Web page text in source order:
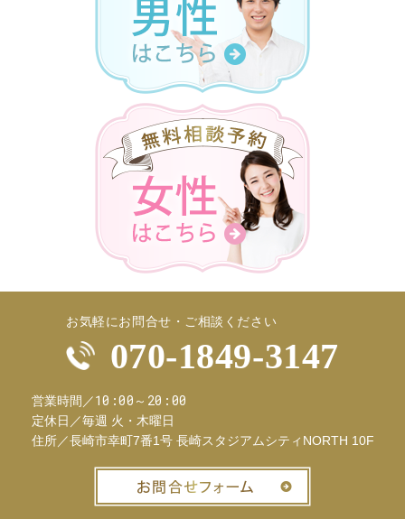
お気軽にお問合せ・ご相談ください
070-1849-3147
営業時間／10:00～20:00
定休日／毎週 火・木曜日
住所／長崎市幸町7番1号 長崎スタジアムシティNORTH 10F